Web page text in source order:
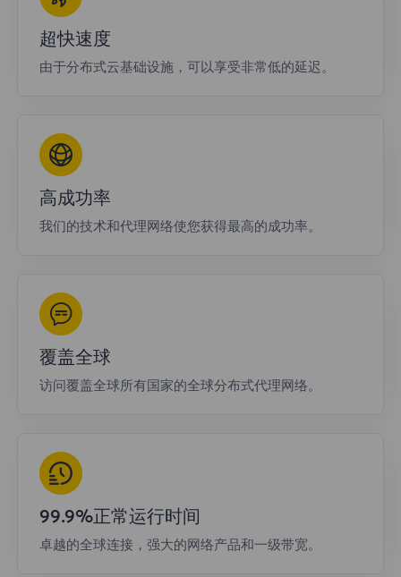
超快速度
由于分布式云基础设施，可以享受非常低的延迟。
高成功率
我们的技术和代理网络使您获得最高的成功率。
覆盖全球
访问覆盖全球所有国家的全球分布式代理网络。
99.9%正常运行时间
卓越的全球连接，强大的网络产品和一级带宽。